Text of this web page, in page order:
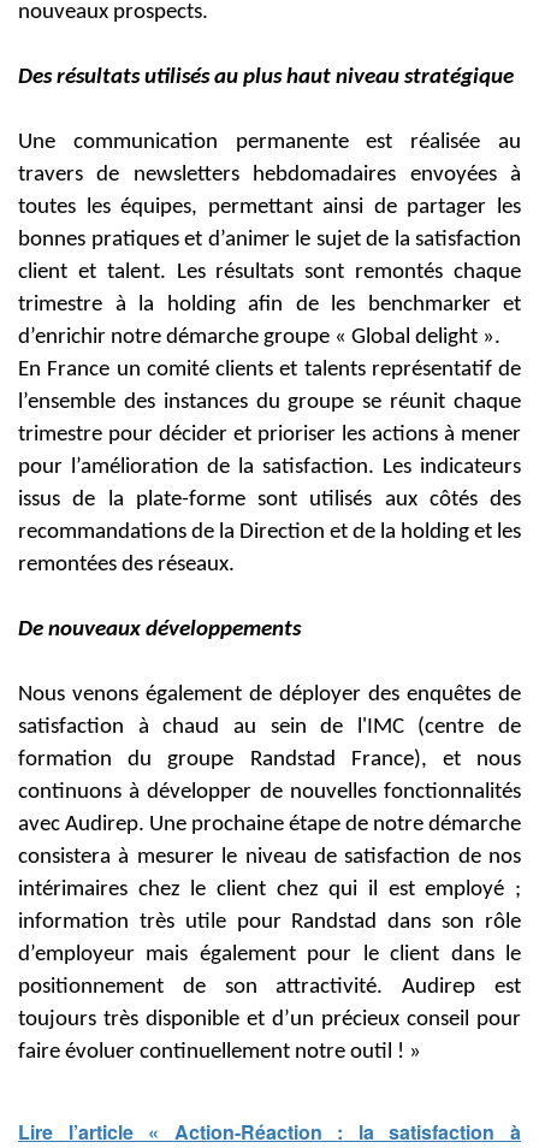
nouveaux prospects.
Des résultats utilisés au plus haut niveau stratégique
Une communication permanente est réalisée au
travers de newsletters hebdomadaires envoyées à
toutes les équipes, permettant ainsi de partager les
bonnes pratiques et d’animer le sujet de la satisfaction
client et talent. Les résultats sont remontés chaque
trimestre à la holding afin de les benchmarker et
d’enrichir notre démarche groupe « Global delight ».
En France un comité clients et talents représentatif de
l’ensemble des instances du groupe se réunit chaque
trimestre pour décider et prioriser les actions à mener
pour l’amélioration de la satisfaction. Les indicateurs
issus de la plate-forme sont utilisés aux côtés des
recommandations de la Direction et de la holding et les
remontées des réseaux.
De nouveaux développements
Nous venons également de déployer des enquêtes de
satisfaction à chaud au sein de l'IMC (centre de
formation du groupe Randstad France), et nous
continuons à développer de nouvelles fonctionnalités
avec Audirep. Une prochaine étape de notre démarche
consistera à mesurer le niveau de satisfaction de nos
intérimaires chez le client chez qui il est employé ;
information très utile pour Randstad dans son rôle
d’employeur mais également pour le client dans le
positionnement de son attractivité. Audirep est
toujours très disponible et d’un précieux conseil pour
faire évoluer continuellement notre outil ! »
Lire l’article « Action-Réaction : la satisfaction à